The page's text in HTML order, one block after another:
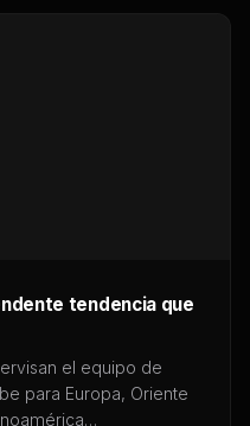
tendencia que
el equipo de
para Europa, Oriente